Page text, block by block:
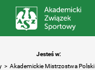
Jesteś w:
Akademickie Mistrzostwa Polski